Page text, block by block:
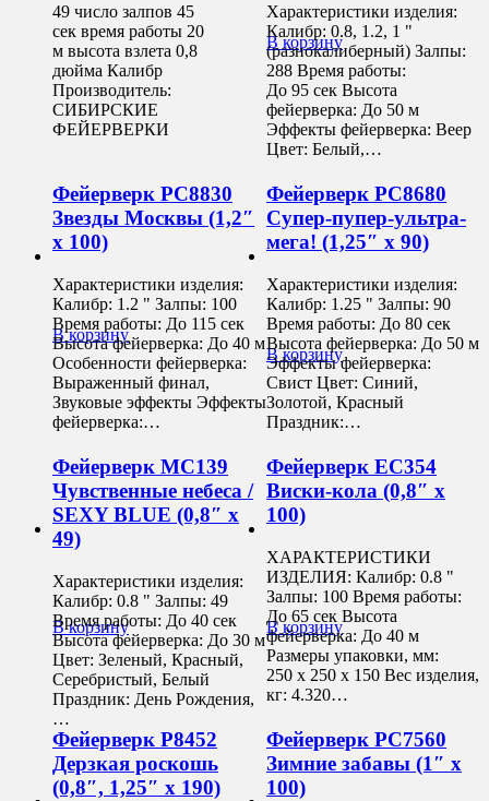
В корзину
49 число залпов 45
сек время работы 20
м высота взлета 0,8
дюйма Калибр
Производитель:
СИБИРСКИЕ
ФЕЙЕРВЕРКИ
В корзину
Характеристики изделия:
Калибр: 0.8, 1.2, 1 "
(разнокалиберный) Залпы:
288 Время работы:
До 95 сек Высота
фейерверка: До 50 м
Эффекты фейерверка: Веер
Цвет: Белый,…
В корзину
Фейерверк РС8830
Звезды Москвы (1,2″
х 100)
Характеристики изделия:
Калибр: 1.2 " Залпы: 100
Время работы: До 115 сек
Высота фейерверка: До 40 м
Особенности фейерверка:
Выраженный финал,
Звуковые эффекты Эффекты
фейерверка:…
В корзину
Фейерверк РС8680
Супер-пупер-ультра-
мега! (1,25″ х 90)
Характеристики изделия:
Калибр: 1.25 " Залпы: 90
Время работы: До 80 сек
Высота фейерверка: До 50 м
Эффекты фейерверка:
Свист Цвет: Синий,
Золотой, Красный
Праздник:…
В корзину
Фейерверк MC139
Чувственные небеса /
SEXY BLUE (0,8″ х
49)
Характеристики изделия:
Калибр: 0.8 " Залпы: 49
Время работы: До 40 сек
Высота фейерверка: До 30 м
Цвет: Зеленый, Красный,
Серебристый, Белый
Праздник: День Рождения,
…
Фейерверк ЕС354
Виски-кола (0,8″ х
100)
ХАРАКТЕРИСТИКИ
ИЗДЕЛИЯ: Калибр: 0.8 "
Залпы: 100 Время работы:
До 65 сек Высота
фейерверка: До 40 м
Размеры упаковки, мм:
250 х 250 х 150 Вес изделия,
кг: 4.320…
Фейерверк Р8452
Дерзкая роскошь
(0,8″, 1,25″ х 190)
Фейерверк РС7560
Зимние забавы (1″ х
100)